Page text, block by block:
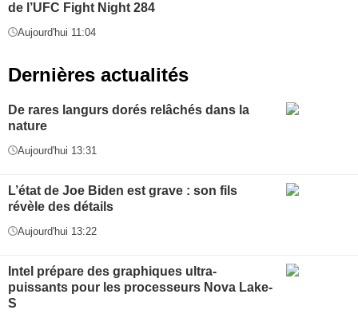
de l’UFC Fight Night 284
Aujourd'hui 11:04
Dernières actualités
De rares langurs dorés relâchés dans la
nature
Aujourd'hui 13:31
L’état de Joe Biden est grave : son fils
révèle des détails
Aujourd'hui 13:22
Intel prépare des graphiques ultra-
puissants pour les processeurs Nova Lake-
S